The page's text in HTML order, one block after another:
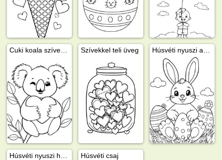
Szívekkel teli üveg
Húsvéti csaj